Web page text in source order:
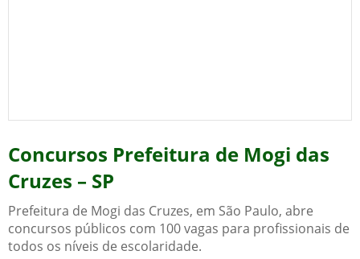
Concursos Prefeitura de Mogi das
Cruzes – SP
Prefeitura de Mogi das Cruzes, em São Paulo, abre
concursos públicos com 100 vagas para profissionais de
todos os níveis de escolaridade.